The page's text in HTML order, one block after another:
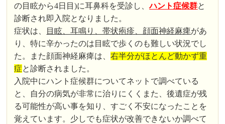
の目眩から4日目)に耳鼻科を受診し、ハント症候群と
診断され即入院となりました。
症状は、
目眩、耳鳴り、帯状疱疹、顔面神経麻痺があ
り、特に辛かったのは目眩で歩くのも難しい状況でし
た。また顔面神経麻痺は、右半分がほとんど動かず重
症と診断されました。
入院中にハント症候群についてネットで調べている
と、自分の病気が非常に治りにくくまた、後遺症が残
る可能性が高い事を知り、すごく不安になったことを
覚えています。少しでも症状が改善できないか調べて